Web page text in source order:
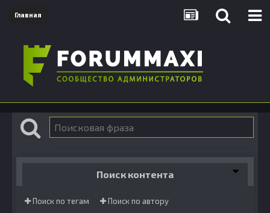
Главная
Поиск контента
Поиск по тегам Поиск по автору